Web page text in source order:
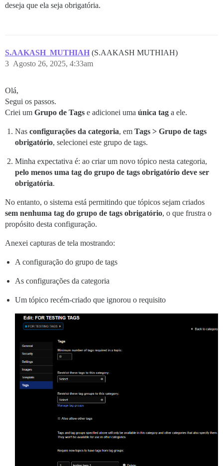
deseja que ela seja obrigatória.
S.AAKASH_MUTHIAH (S.AAKASH MUTHIAH)
Agosto 26, 2025, 4:33am
3
Olá,
Segui os passos.
Criei um Grupo de Tags e adicionei uma única tag a ele.
Nas configurações da categoria, em Tags > Grupo de tags
obrigatório, selecionei este grupo de tags.
Minha expectativa é: ao criar um novo tópico nesta categoria,
pelo menos uma tag do grupo de tags obrigatório deve ser
obrigatória.
No entanto, o sistema está permitindo que tópicos sejam criados
sem nenhuma tag do grupo de tags obrigatório, o que frustra o
propósito desta configuração.
Anexei capturas de tela mostrando:
A configuração do grupo de tags
As configurações da categoria
Um tópico recém-criado que ignorou o requisito